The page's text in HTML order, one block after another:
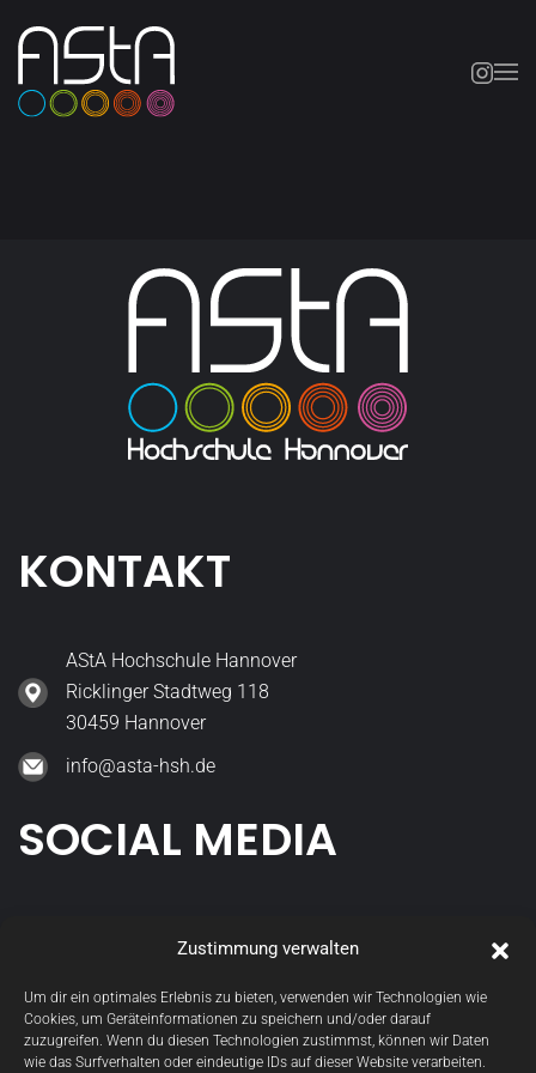
Zustimmung verwalten
Um dir ein optimales Erlebnis zu bieten, verwenden wir Technologien wie
Cookies, um Geräteinformationen zu speichern und/oder darauf
zuzugreifen. Wenn du diesen Technologien zustimmst, können wir Daten
wie das Surfverhalten oder eindeutige IDs auf dieser Website verarbeiten.
Skip to main content
KONTAKT
AStA Hochschule Hannover
Ricklinger Stadtweg 118
30459 Hannover
info@asta-hsh.de
SOCIAL MEDIA